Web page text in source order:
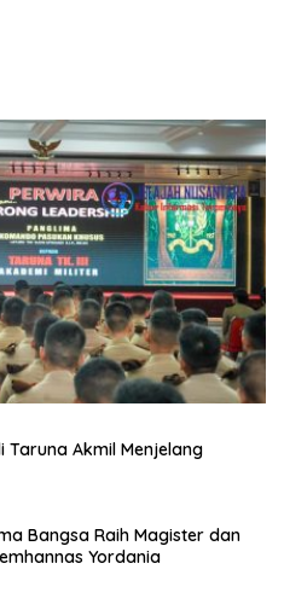
Taruna Akmil Menjelang
Bangsa Raih Magister dan
Yordania